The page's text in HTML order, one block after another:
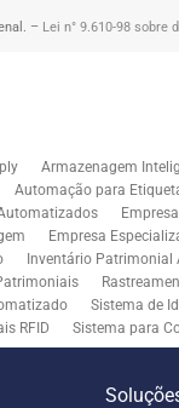
– Lei n° 9.610-98 sobre
Armazenagem
Automação para
Empresa
Inventário
Sistema de
RFID
Sistema para
Industrial
Solução
Tecnologia de